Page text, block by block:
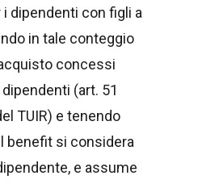
i dipendenti con figli a
in tale conteggio
concessi
dipendenti (art. 51
TUIR) e tenendo
benefit si considera
e assume